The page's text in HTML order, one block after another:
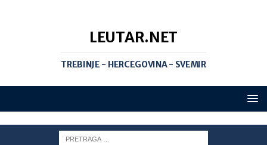
LEUTAR.NET
TREBINJE - HERCEGOVINA - SVEMIR